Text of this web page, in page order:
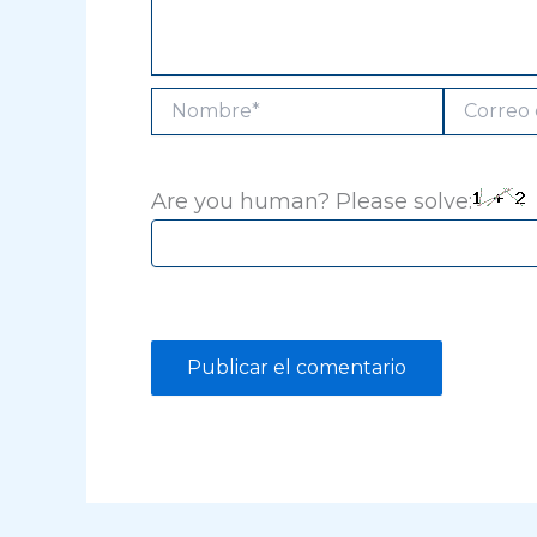
Nombre*
Are you human? Please solve: